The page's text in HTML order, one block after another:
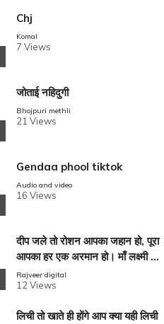
Chj
Komal
7 Views
जोताई नहिदुगी
Bhojpuri methli
21 Views
Gendaa phool tiktok
Audio and video
16 Views
दीप जले तो रोशन आपका जहान हो, पूरा
आपका हर एक अरमान हो। माँ लक्ष्मी जी
की कृपा बनी रहे आप पर, इस धनतेरस
पर आप बहुत धनवान हो। आपको और
Rajveer digital
12 Views
लिची तो खाते ही होंगे आप क्या यही लिची